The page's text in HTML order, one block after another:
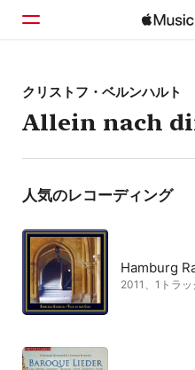
ホーム
見つける
検索
クリストフ・ベルンハルト
Allein nach
人気のレコーディング
Hamburg
2011、1トラ